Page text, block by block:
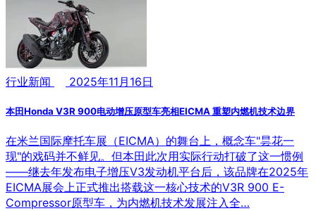
行业新闻 2025年11月16日
本田Honda V3R 900电动增压原型车亮相EICMA 重塑内燃机技术边界
在米兰国际摩托车展（EICMA）的舞台上，概念车"昙花一
现"的戏码并不鲜见。但本田此次用实际行动打破了这一惯例
——继去年发布电子增压V3发动机平台后，该品牌在2025年
EICMA展会上正式推出搭载这一核心技术的V3R 900 E-
Compressor原型车，为内燃机技术发展注入全…